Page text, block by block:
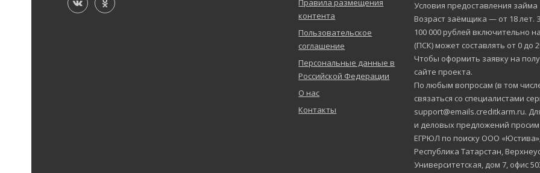
Правила размещения
контента
Пользовательское
соглашение
Персональные данные в
Российской Федерации
О нас
Контакты
Условия предоставления займа
Возраст заёмщика — от 18 лет.
100 000 рублей включительно
(ПСК) может составлять от 0 до
Чтобы оформить заявку на
сайте проекта.
По любым вопросам (в том
связаться со специалистами
support@emails.creditkarm.ru.
и деловых предложений
ЕГРЮЛ по поиску ООО
Республика Татарстан,
Университетская, дом 7, офис